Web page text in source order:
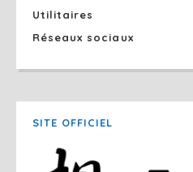
Utilitaires
Réseaux sociaux
SITE OFFICIEL